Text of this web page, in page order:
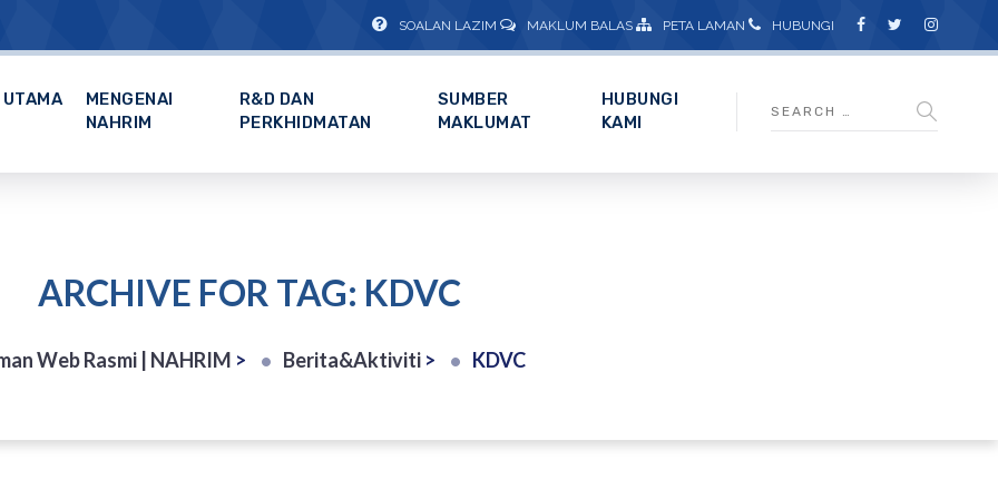
SOALAN LAZIM MAKLUM BALAS PETA LAMAN HUBUNGI
UTAMA
MENGENAI
NAHRIM
R&D DAN
PERKHIDMATAN
SUMBER
MAKLUMAT
HUBUNGI
KAMI
ARCHIVE FOR TAG: KDVC
Web Rasmi | NAHRIM > Berita&Aktiviti> KDVC